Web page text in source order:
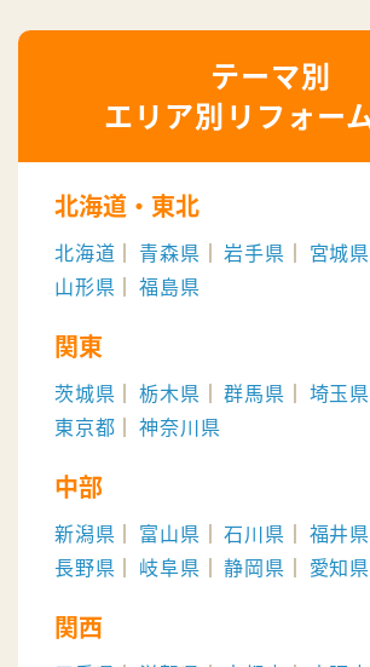
エリア別リフォー
北海道・東北
北海道 青森県 岩手県 宮城県
山形県
福島県
関東
茨城県 栃木県 群馬県 埼玉県
東京都
神奈川県
中部
新潟県 富山県 石川県 福井県
長野県
岐阜県 静岡県 愛知県
関西